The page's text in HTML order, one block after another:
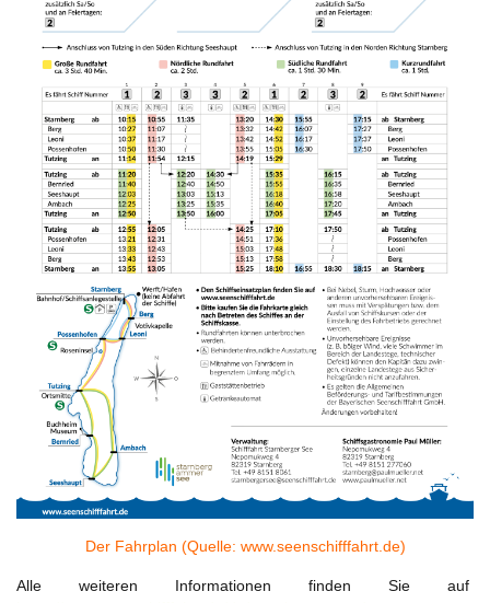
Der Fahrplan (Quelle: www.seenschifffahrt.de)
Alle weiteren Informationen finden Sie auf